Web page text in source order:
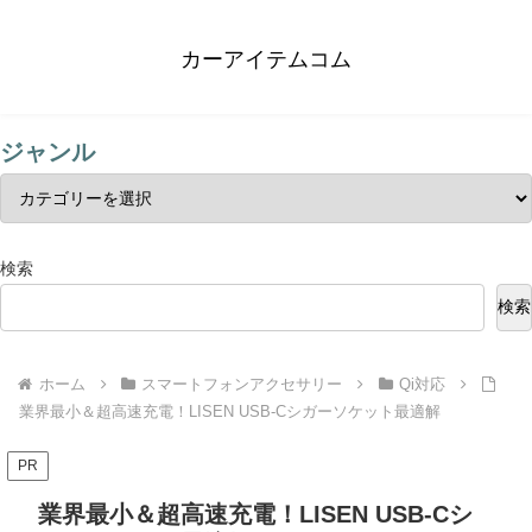
カーアイテムコム
ジャンル
検索
検索
ホーム スマートフォンアクセサリー
Qi対応
業界最小＆超高速充電！LISEN USB-Cシガーソケット最適解
PR
業界最小＆超高速充電！LISEN USB-Cシ